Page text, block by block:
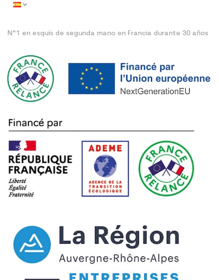
N°1 en esquís de segunda mano en Francia durante 30 años